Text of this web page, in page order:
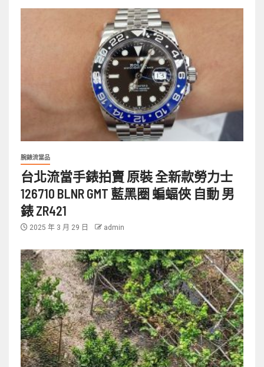
腕錶流當品
台北流當手錶拍賣 原裝 全新款勞力士
126710 BLNR GMT 藍黑圈 蝙蝠俠 自動 男
錶 ZR421
2025 年 3 月 29 日 admin